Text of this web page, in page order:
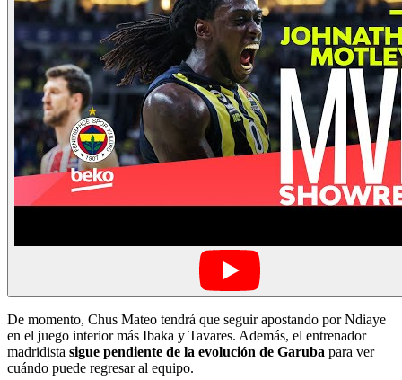
De momento, Chus Mateo tendrá que seguir apostando por Ndiaye
en el juego interior más Ibaka y Tavares. Además, el entrenador
madridista sigue pendiente de la evolución de Garuba para ver
cuándo puede regresar al equipo.